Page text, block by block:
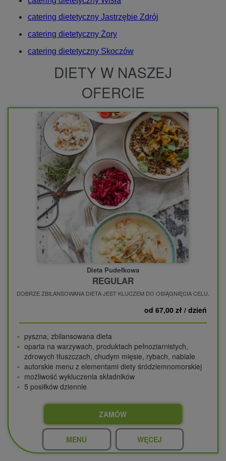
catering dietetyczny Jastrzębie Zdrój
catering dietetyczny Żory
catering dietetyczny Skoczów
DIETY W NASZEJ
OFERCIE
Dieta Pudełkowa
REGULAR
DOBRZE ZBILANSOWANA DIETA JEST KLUCZEM DO OSIĄGNIĘCIA CELU.
od 67,00 zł / dzień
pyszna, zbilansowana dieta
oparta na warzywach, produktach pełnoziarnistych,
zdrowych tłuszczach, chudym mięsie, rybach, nabiale
autorskie menu z elementami diety śródziemnomorskiej
możliwość wykluczenia składników
5 posiłków dziennie
ZAMÓW
MENU WĘCEJ